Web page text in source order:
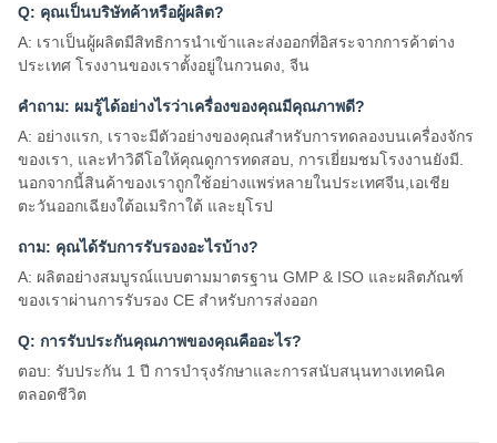
Q: คุณเป็นบริษัทค้าหรือผู้ผลิต?
A: เราเป็นผู้ผลิตมีสิทธิการนําเข้าและส่งออกที่อิสระจากการค้าต่าง
ประเทศ โรงงานของเราตั้งอยู่ในกวนดง, จีน
คําถาม: ผมรู้ได้อย่างไรว่าเครื่องของคุณมีคุณภาพดี?
A: อย่างแรก, เราจะมีตัวอย่างของคุณสําหรับการทดลองบนเครื่องจักร
ของเรา, และทําวิดีโอให้คุณดูการทดสอบ, การเยี่ยมชมโรงงานยังมี.
นอกจากนี้สินค้าของเราถูกใช้อย่างแพร่หลายในประเทศจีน,เอเชีย
ตะวันออกเฉียงใต้อเมริกาใต้ และยุโรป
ถาม: คุณได้รับการรับรองอะไรบ้าง?
A: ผลิตอย่างสมบูรณ์แบบตามมาตรฐาน GMP & ISO และผลิตภัณฑ์
ของเราผ่านการรับรอง CE สําหรับการส่งออก
Q: การรับประกันคุณภาพของคุณคืออะไร?
ตอบ: รับประกัน 1 ปี การบํารุงรักษาและการสนับสนุนทางเทคนิค
ตลอดชีวิต